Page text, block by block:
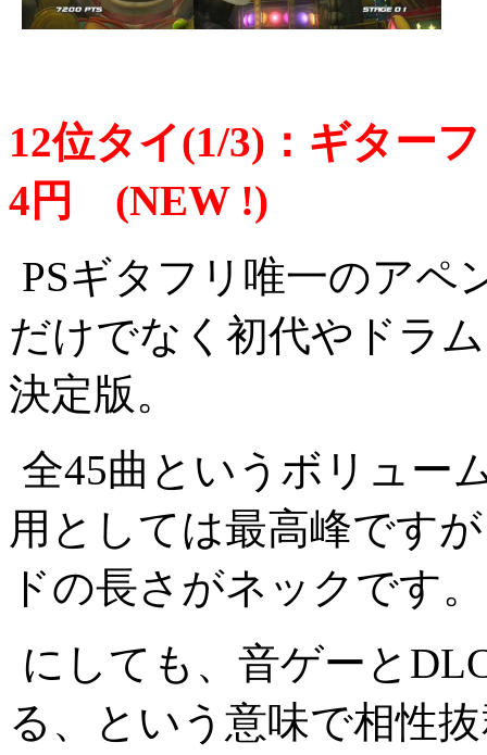
12位タイ(1/3)：ギター
4円 (NEW !)
PSギタフリ唯一のアペ
だけでなく初代やドラ
決定版。
全45曲というボリュー
用としては最高峰です
ドの長さがネックです。
にしても、音ゲーと
る、という意味で相性